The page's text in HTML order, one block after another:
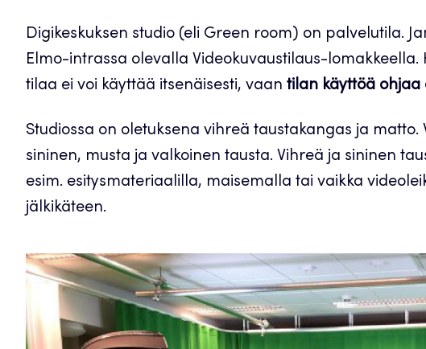
Digikeskuksen studio (eli Green room) on palvelutila.
Elmo-intrassa olevalla Videokuvaustilaus-
tilaa ei voi käyttää itsenäisesti, vaan tilan käyttöä ohjaa
Studiossa on oletuksena vihreä taustakangas ja
sininen, musta ja valkoinen tausta. Vihreä ja sininen
esim. esitysmateriaalilla, maisemalla tai vaikka
jälkikäteen.